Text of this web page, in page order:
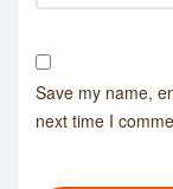
Save my name,
next time I